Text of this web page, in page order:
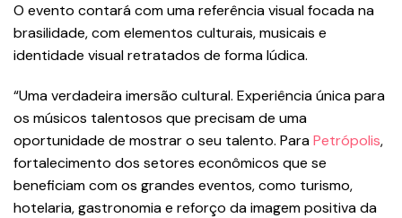
O evento contará com uma referência visual focada na
brasilidade, com elementos culturais, musicais e
identidade visual retratados de forma lúdica.
“Uma verdadeira imersão cultural. Experiência única para
os músicos talentosos que precisam de uma
oportunidade de mostrar o seu talento. ParaPetrópolis,
fortalecimento dos setores econômicos que se
beneficiam com os grandes eventos, como turismo,
hotelaria, gastronomia e reforço da imagem positiva da